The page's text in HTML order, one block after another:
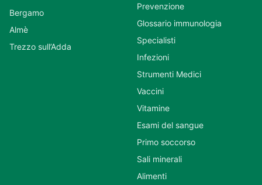
Bergamo
Almè
Trezzo sull’Adda
Prevenzione
Glossario immunologia
Specialisti
Infezioni
Strumenti Medici
Vaccini
Vitamine
Esami del sangue
Primo soccorso
Sali minerali
Alimenti